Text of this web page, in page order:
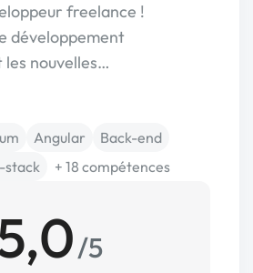
freelance !
développement
nouvelles…
Angular
Back-end
stack + 18 compétences
/5